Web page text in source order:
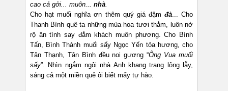
cao cả gởi... muôn... nhà.
Cho hạt muối nghĩa ơn thêm quý giá đậm đà... Cho
Thanh Bình quê ta những mùa hoa tươi thắm, luôn nở
rộ ân tình say đắm khách muôn phương. Cho Bình
Tấn, Bình Thành muối sấy Ngọc Yến tỏa hương, cho
Tân Thạnh, Tân Bình đều noi gương “Ông Vua muối
sấy”. Nhìn ngắm ngôi nhà Anh khang trang lộng lẫy,
sáng cả một miền quê ôi biết mấy tự hào.